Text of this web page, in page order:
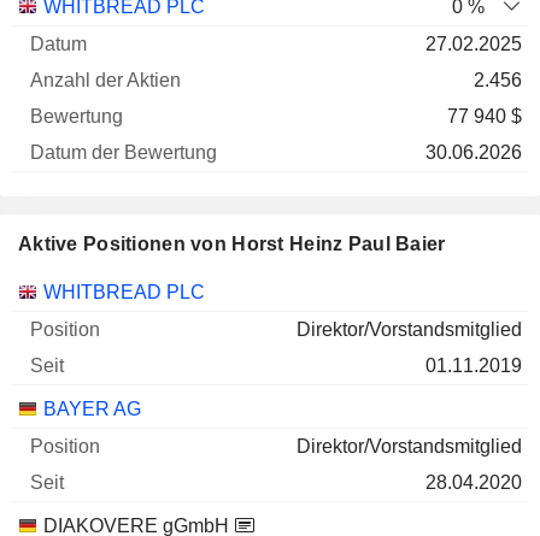
Unternehmen
Bewertung
WHITBREAD PLC
0 %
27.02.2025
2.456
77 940 $
30.06.2026
Aktive Positionen von Horst Heinz Paul Baier
Unternehmen Position
WHITBREAD PLC
Direktor/Vorstandsmitglied
01.11.2019
BAYER AG
Direktor/Vorstandsmitglied
28.04.2020
DIAKOVERE gGmbH